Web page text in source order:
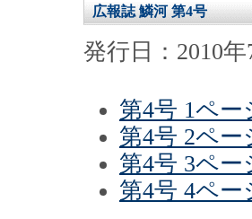
広報誌 鱗河 第4号
発行日：2010年
第4号 1ペー
第4号 2ペー
第4号 3ペー
第4号 4ペー